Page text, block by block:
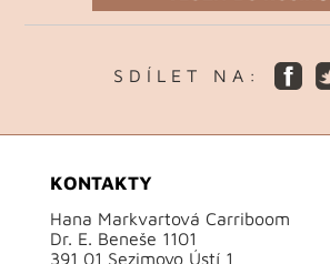
S D Í L E T N A :
KONTAKTY
Hana Markvartová Carriboom
Dr. E. Beneše 1101
391 01 Sezimovo Ústí 1